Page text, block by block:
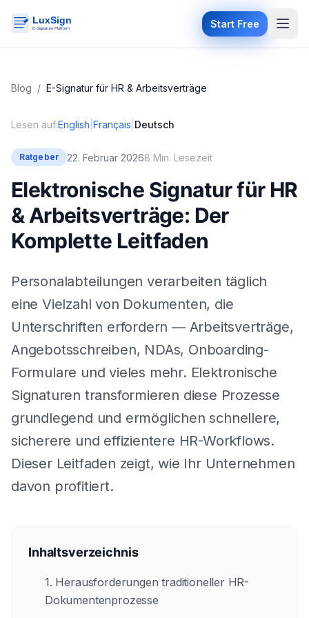
Start Free
Blog / E-Signatur für HR & Arbeitsverträge
Lesen auf:English Français Deutsch
Ratgeber 22. Februar 20268 Min. Lesezeit
Elektronische Signatur für HR
& Arbeitsverträge: Der
Komplette Leitfaden
Personalabteilungen verarbeiten täglich
eine Vielzahl von Dokumenten, die
Unterschriften erfordern — Arbeitsverträge,
Angebotsschreiben, NDAs, Onboarding-
Formulare und vieles mehr. Elektronische
Signaturen transformieren diese Prozesse
grundlegend und ermöglichen schnellere,
sicherere und effizientere HR-Workflows.
Dieser Leitfaden zeigt, wie Ihr Unternehmen
davon profitiert.
Inhaltsverzeichnis
1. Herausforderungen traditioneller HR-
Dokumentenprozesse